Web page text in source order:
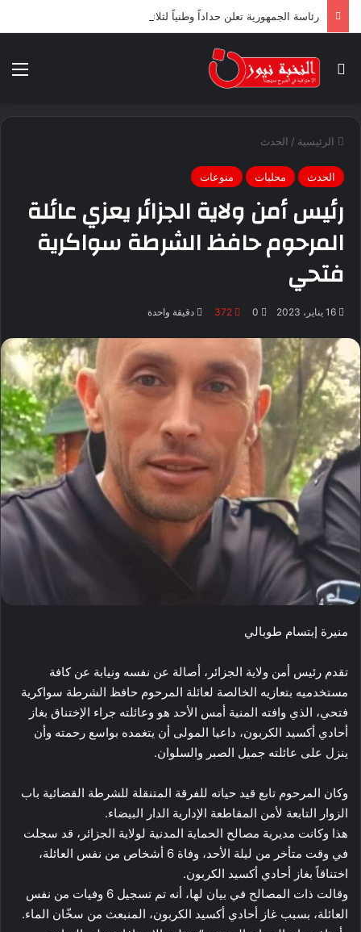
رئاسة الجمهورية تعلن حداداً وطنياً لثلاثة أيام ابتداء من اليوم
بحث عن
الرئيسية / الحدث
الحدث محليات منوعات
رئيس أمن ولاية الجزائر يعزي عائلة
المرحوم حافظ الشرطة سواكرية
فتحي
16 يناير، 2023 0
372 دقيقة واحدة
منيرة إبتسام طوبالي
تقدم رئيس أمن ولاية الجزائر، أصالة عن نفسه ونيابة عن كافة
مستخدميه بتعازيه الخالصة لعائلة المرحوم حافظ الشرطة سواكرية
فتحي، الذي وافته المنية أمس الأحد هو وعائلته جراء الإختناق بغاز
أحادي أكسيد الكربون، داعيا المولى أن يتغمده بواسع رحمته وأن
ينزل على عائلته جميل الصبر والسلوان.
وكان المرحوم تابع قيد حياته للفرقة المتنقلة للشرطة القضائية باب
الزوار التابعة لأمن المقاطعة الإدارية الدار البيضاء.
هذا وكانت مديرية مصالح الحماية المدنية لولاية الجزائر، قد سجلت
في وقت متأخر من ليلة الأحد، وفاة 6 أشخاص من نفس العائلة،
اختناقاً بغاز أحادي أكسيد الكربون.
وقالت ذات المصالح في بيان لها، أنه تم تسجيل 6 وفيات من نفس
العائلة، بسبب غاز أحادي أكسيد الكربون، المنبعث من سخّان الماء.